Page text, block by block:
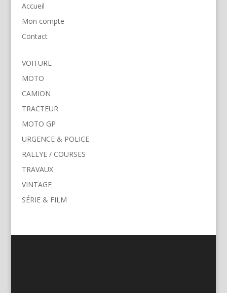
Accueil
Mon compte
Contact
VOITURE
MOTO
CAMION
TRACTEUR
MOTO GP
URGENCE & POLICE
RALLYE / COURSES
TRAVAUX
VINTAGE
SÉRIE & FILM